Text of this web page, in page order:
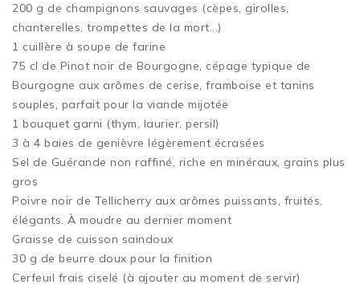
200 g de champignons sauvages (cèpes, girolles,
chanterelles, trompettes de la mort...)
1 cuillère à soupe de farine
75 cl de Pinot noir de Bourgogne, cépage typique de
Bourgogne aux arômes de cerise, framboise et tanins
souples, parfait pour la viande mijotée
1 bouquet garni (thym, laurier, persil)
3 à 4 baies de genièvre légèrement écrasées
Sel de Guérande non raffiné, riche en minéraux, grains plus
gros
Poivre noir de Tellicherry aux arômes puissants, fruités,
élégants. À moudre au dernier moment
Graisse de cuisson saindoux
30 g de beurre doux pour la finition
Cerfeuil frais ciselé (à ajouter au moment de servir)